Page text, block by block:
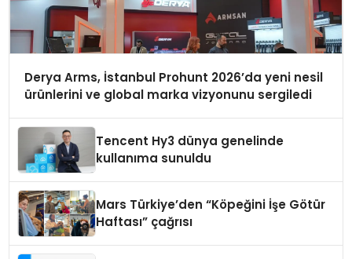
Derya Arms, İstanbul Prohunt 2026’da yeni nesil
ürünlerini ve global marka vizyonunu sergiledi
Tencent Hy3 dünya genelinde
kullanıma sunuldu
Mars Türkiye’den “Köpeğini İşe Götür
Haftası” çağrısı